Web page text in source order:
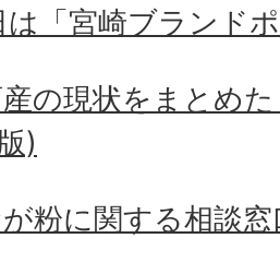
は「宮崎ブランド
の現状をまとめ
)
粉に関する相談